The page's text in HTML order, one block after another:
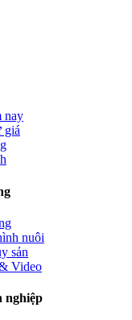
nay
giá
nuôi
sản
Video
nghiệp